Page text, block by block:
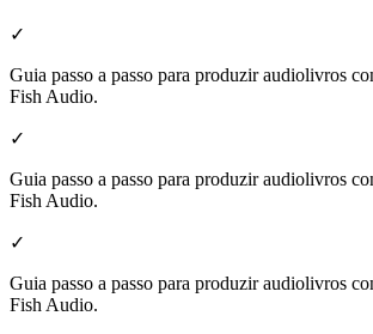
✓
Guia passo a passo para produzir audiolivros
Fish Audio.
✓
Guia passo a passo para produzir audiolivros
Fish Audio.
✓
Guia passo a passo para produzir audiolivros
Fish Audio.